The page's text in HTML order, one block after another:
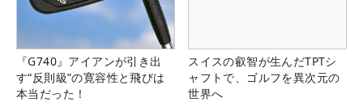
『G740』アイアンが引き出
す“反則級”の寛容性と飛びは
本当だった！
スイスの叡智が生んだTPTシ
ャフトで、ゴルフを異次元の
世界へ